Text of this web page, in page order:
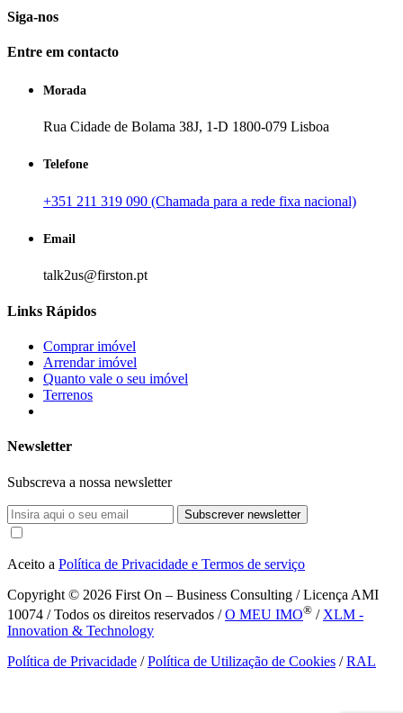
Siga-nos
Entre em contacto
Morada
Rua Cidade de Bolama 38J, 1-D 1800-079 Lisboa
Telefone
+351 211 319 090 (Chamada para a rede fixa nacional)
Email
talk2us@firston.pt
Links Rápidos
Comprar imóvel
Arrendar imóvel
Quanto vale o seu imóvel
Terrenos
Newsletter
Subscreva a nossa newsletter
Subscrever newsletter
Aceito a Política de Privacidade e Termos de serviço
Copyright © 2026 First On – Business Consulting / Licença AMI
10074 / Todos os direitos reservados /O MEU IMO® / XLM -
Innovation & Technology
Política de Privacidade /Política de Utilização de Cookies /RAL